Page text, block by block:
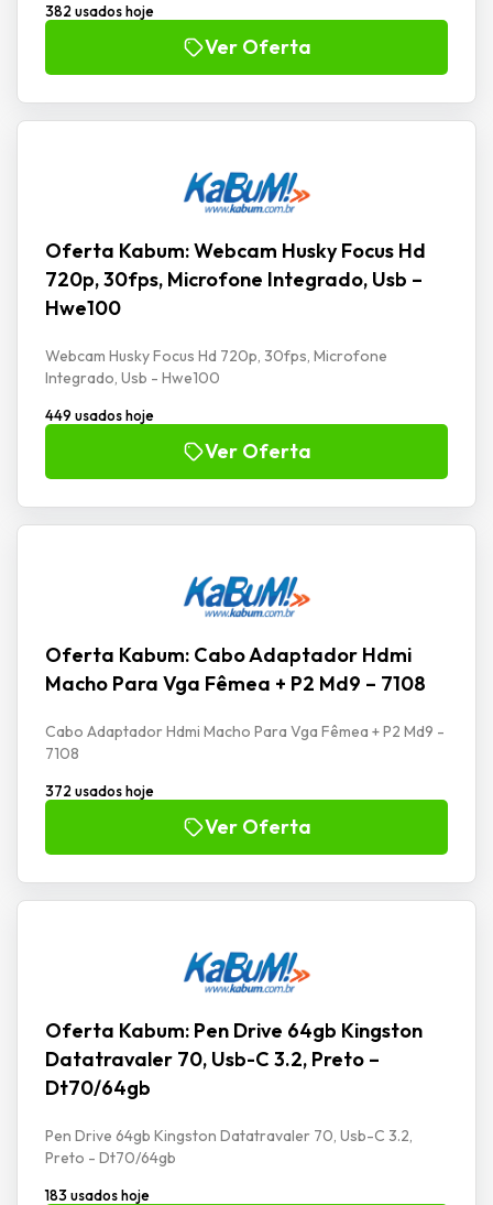
382 usados hoje
Ver Oferta
Oferta Kabum: Webcam Husky Focus Hd
720p, 30fps, Microfone Integrado, Usb –
Hwe100
Webcam Husky Focus Hd 720p, 30fps, Microfone
Integrado, Usb - Hwe100
449 usados hoje
Ver Oferta
Oferta Kabum: Cabo Adaptador Hdmi
Macho Para Vga Fêmea + P2 Md9 – 7108
Cabo Adaptador Hdmi Macho Para Vga Fêmea + P2 Md9 -
7108
372 usados hoje
Ver Oferta
Oferta Kabum: Pen Drive 64gb Kingston
Datatravaler 70, Usb-C 3.2, Preto –
Dt70/64gb
Pen Drive 64gb Kingston Datatravaler 70, Usb-C 3.2,
Preto - Dt70/64gb
183 usados hoje